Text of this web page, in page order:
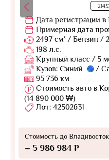
214
Дата регистрации в
Примерная дата
2497 см³ / Бензин /
198 л.с.
Крупный класс / 5
Кузов: Синий
/
95 736 км
Стоимость авто в
(14 890 000 ₩)
Лот: 42502631
Стоимость до
~ 5 986 984 ₽